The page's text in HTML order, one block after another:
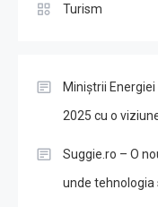
Turism
Miniștrii
2025 cu o
Suggie.ro – O
unde tehnologia